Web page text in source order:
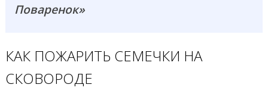
Поваренок»
КАК ПОЖАРИТЬ СЕМЕЧКИ НА
СКОВОРОДЕ